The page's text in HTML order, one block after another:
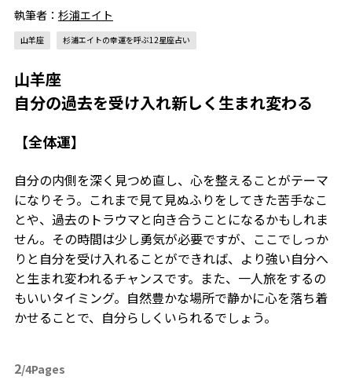
執筆者： 杉浦エイト
山羊座 杉浦エイトの幸運を呼ぶ12星座占い
山羊座
自分の過去を受け入れ新しく生まれ変わる
【全体運】
自分の内側を深く見つめ直し、心を整えることがテーマ
になりそう。これまで見て見ぬふりをしてきた苦手なこ
とや、過去のトラウマと向き合うことになるかもしれま
せん。その時間は少し勇気が必要ですが、ここでしっか
りと自分を受け入れることができれば、より強い自分へ
と生まれ変われるチャンスです。また、一人旅をするの
もいいタイミング。自然豊かな場所で静かに心を落ち着
かせることで、自分らしくいられるでしょう。
2/4Pages